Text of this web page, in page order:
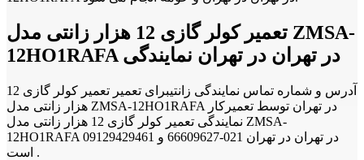
تعمیر کولر گازی 12 هزار زانتی مدل ZMSA-
12HO1RAFA در تهران در تهران نمایندگی
آدرس و شماره تماس نمایندگی زانتیبرای تعمیر تعمیر کولر گازی 12
هزار زانتی مدل ZMSA-12HO1RAFA در تهران توسط تعمیرکار
نمایندگی تعمیر کولر گازی 12 هزار زانتی مدل ZMSA-
12HO1RAFA در تهران در تهران 021-66609627 و 09129429461
است .